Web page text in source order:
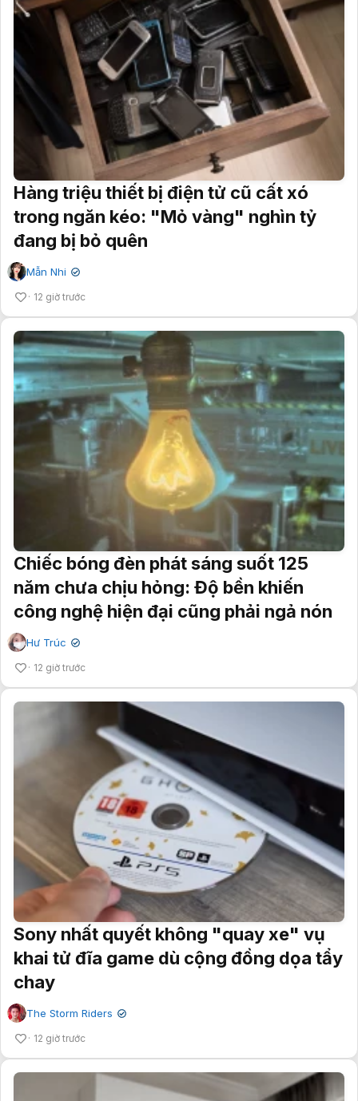
Hàng triệu thiết bị điện tử cũ cất xó
trong ngăn kéo: "Mỏ vàng" nghìn tỷ
đang bị bỏ quên
Mẫn Nhi ✔
12 giờ trước
Chiếc bóng đèn phát sáng suốt 125
năm chưa chịu hỏng: Độ bền khiến
công nghệ hiện đại cũng phải ngả nón
Hư Trúc ✔
12 giờ trước
Sony nhất quyết không "quay xe" vụ
khai tử đĩa game dù cộng đồng dọa tẩy
chay
The Storm Riders ✔
12 giờ trước